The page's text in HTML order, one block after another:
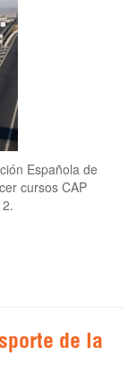
Española de
cursos CAP
de la